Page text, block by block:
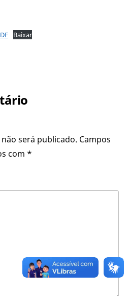
Baixar
será publicado. Campos
com *